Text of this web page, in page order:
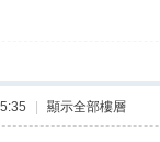
顯示全部樓層